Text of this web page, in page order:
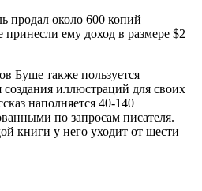
продал около 600 копий
принесли ему доход в размере $2
Буше также пользуется
иллюстраций для своих
наполняется 40-140
по запросам писателя.
книги у него уходит от шести